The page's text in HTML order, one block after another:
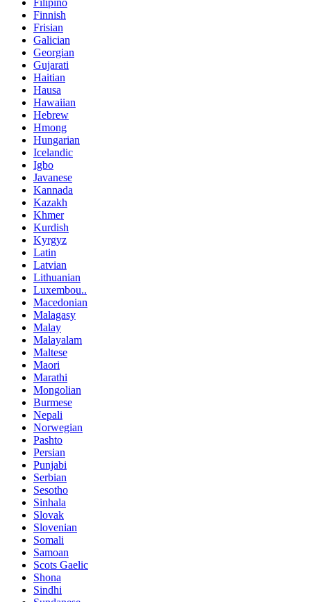
Finnish
Frisian
Galician
Georgian
Gujarati
Haitian
Hausa
Hawaiian
Hebrew
Hmong
Hungarian
Icelandic
Igbo
Javanese
Kannada
Kazakh
Khmer
Kurdish
Kyrgyz
Latin
Latvian
Lithuanian
Luxembou..
Macedonian
Malagasy
Malay
Malayalam
Maltese
Maori
Marathi
Mongolian
Burmese
Nepali
Norwegian
Pashto
Persian
Punjabi
Serbian
Sesotho
Sinhala
Slovak
Slovenian
Somali
Samoan
Scots Gaelic
Shona
Sindhi